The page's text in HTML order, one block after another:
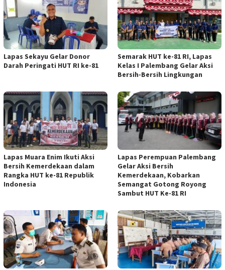
Lapas Sekayu Gelar Donor
Darah Peringati HUT RI ke-81
Semarak HUT ke-81 RI, Lapas
Kelas I Palembang Gelar Aksi
Bersih-Bersih Lingkungan
Lapas Muara Enim Ikuti Aksi
Bersih Kemerdekaan dalam
Rangka HUT ke-81 Republik
Indonesia
Lapas Perempuan Palembang
Gelar Aksi Bersih
Kemerdekaan, Kobarkan
Semangat Gotong Royong
Sambut HUT Ke-81 RI